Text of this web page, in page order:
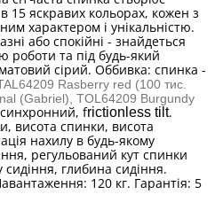
15 яскравих кольорах, кожен з
характером і унікальністю.
або спокійні - знайдеться
роботи та під будь-який
сірий. Оббивка: спинка -
Rasberry red (100 тис.
(Gabriel), TOL64209 Burgundy
frictionless tilt.
висота спинки, висота
нахилу в будь-якому
регульований кут спинки
сидіння, глибина сидіння.
120 кг. Гарантія: 5